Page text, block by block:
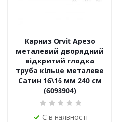
Карниз Orvit Арезо
металевий дворядний
відкритий гладка
труба кільце металеве
Сатин 16\16 мм 240 см
(6098904)
Є в наявності